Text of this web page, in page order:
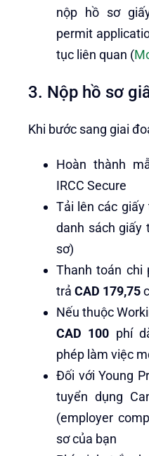
nộp hồ sơ
permit
tục liên quan (
3. Nộp hồ sơ
Khi bước sang giai
Hoàn thành
IRCC Secure
Tải lên các giấy
danh sách giấy
sơ)
Thanh toán chi
trả CAD 179,75
Nếu thuộc
CAD 100 phí
phép làm việc
Đối với Young
tuyển dụng
(employer
sơ của bạn